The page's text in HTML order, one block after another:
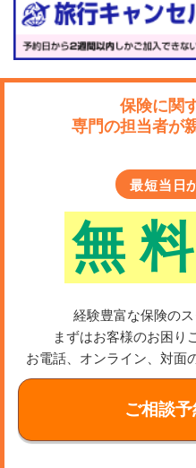
保険に関
専門の担当者が
最短当日
無 料
経験豊富な保険の
まずはお客様のお困り
お電話、オンライン、対面
ご相談